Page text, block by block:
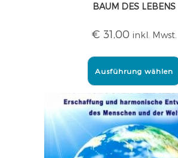
BAUM DES LEBENS
€ 31,00 inkl. Mwst.
Ausführung wählen